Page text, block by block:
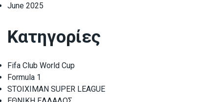
June 2025
Κατηγορίες
Fifa Club World Cup
Formula 1
STOIXIMAN SUPER LEAGUE